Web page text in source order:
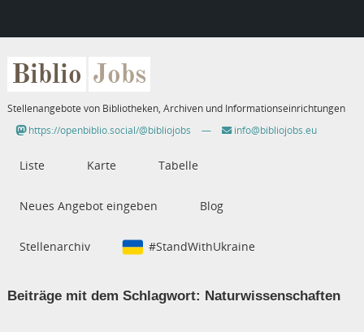
Biblio Jobs
Stellenangebote von Bibliotheken, Archiven und Informationseinrichtungen
https://openbiblio.social/@bibliojobs
— info@bibliojobs.eu
Liste Karte Tabelle
Neues Angebot eingeben Blog
Stellenarchiv #StandWithUkraine
Beiträge mit dem Schlagwort: Naturwissenschaften